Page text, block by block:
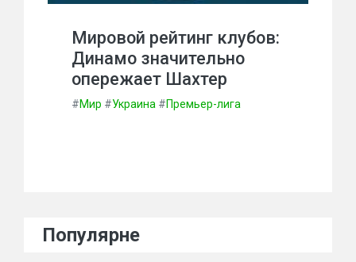
Мировой рейтинг клубов:
Динамо значительно
опережает Шахтер
#Мир #Украина #Премьер-лига
Популярне